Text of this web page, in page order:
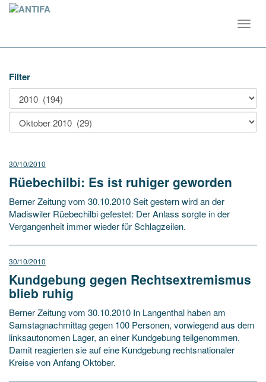
Filter
30/10/2010
Rüebechilbi: Es ist ruhiger geworden
Berner Zeitung vom 30.10.2010 Seit gestern wird an der
Madiswiler Rüebechilbi gefestet: Der Anlass sorgte in der
Vergangenheit immer wieder für Schlagzeilen.
30/10/2010
Kundgebung gegen Rechtsextremismus
blieb ruhig
Berner Zeitung vom 30.10.2010 In Langenthal haben am
Samstagnachmittag gegen 100 Personen, vorwiegend aus dem
linksautonomen Lager, an einer Kundgebung teilgenommen.
Damit reagierten sie auf eine Kundgebung rechtsnationaler
Kreise von Anfang Oktober.